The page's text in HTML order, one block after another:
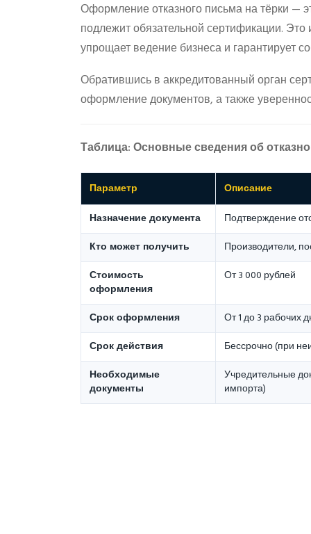
Оформление отказного письма на тёрки —
подлежит обязательной сертификации.
упрощает ведение бизнеса и гарантирует
Обратившись в аккредитованный орган
оформление документов, а также
Таблица: Основные сведения об
Параметр
Описание
Назначение документа
Подтверждение
Кто может получить
Производители,
Стоимость
оформления
От 3 000 рублей
Срок оформления
От 1 до 3 рабочих
Срок действия
Бессрочно (при
Необходимые
документы
Учредительные
импорта)